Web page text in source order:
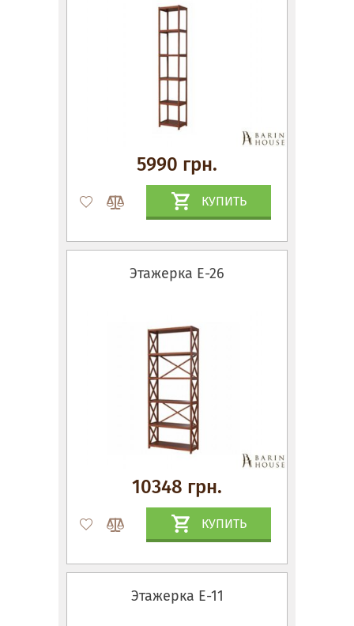
5990 грн.
КУПИТЬ
Этажерка Е-26
10348 грн.
КУПИТЬ
Этажерка Е-11